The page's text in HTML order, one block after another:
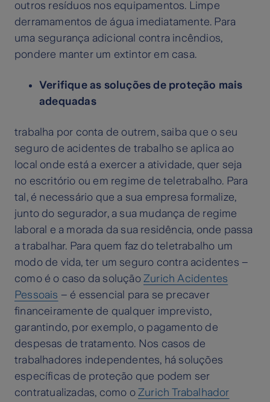
outros resíduos nos equipamentos. Limpe
derramamentos de água imediatamente. Para
uma segurança adicional contra incêndios,
pondere manter um extintor em casa.
Verifique as soluções de proteção mais
adequadas
trabalha por conta de outrem, saiba que o seu
seguro de acidentes de trabalho se aplica ao
local onde está a exercer a atividade, quer seja
no escritório ou em regime de teletrabalho. Para
tal, é necessário que a sua empresa formalize,
junto do segurador, a sua mudança de regime
laboral e a morada da sua residência, onde passa
a trabalhar. Para quem faz do teletrabalho um
modo de vida, ter um seguro contra acidentes –
como é o caso da solução Zurich Acidentes
Pessoais – é essencial para se precaver
financeiramente de qualquer imprevisto,
garantindo, por exemplo, o pagamento de
despesas de tratamento. Nos casos de
trabalhadores independentes, há soluções
específicas de proteção que podem ser
contratualizadas, como o Zurich Trabalhador